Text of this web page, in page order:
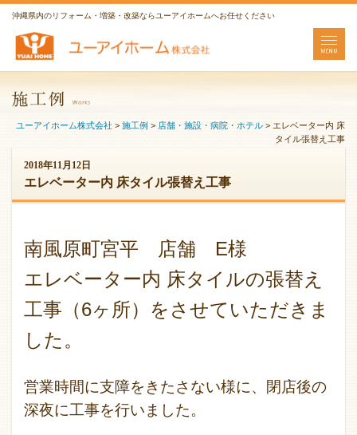
沖縄県内のリフォーム・増築・改築ならユーアイホームへお任せください
ユーアイホーム株式会社 > 施工例 > 店舗・施設・病院・ホテル > エレベーター内 床
タイル張替え工事
2018年11月12日
エレベーター内 床タイル張替え工事
南風原町宮平 店舗 E様
エレベーター内 床タイルの張替え
工事（6ヶ所）をさせていただきま
した。
営業時間に支障をきたさない様に、閉店後の
深夜に工事を行いました。